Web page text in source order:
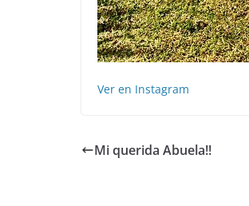
Ver en Instagram
Mi querida Abuela!!